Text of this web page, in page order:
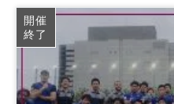
デジタルマーケティング
開催
終了